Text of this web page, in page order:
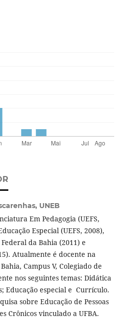
UNEB
Em Pedagogia (UEFS,
Especial (UEFS, 2008),
da Bahia (2011) e
Atualmente é docente na
Campus V, Colegiado de
nos seguintes temas: Didática
Educação especial e Currículo.
sobre Educação de Pessoas
Crônicos vinculado a UFBA.